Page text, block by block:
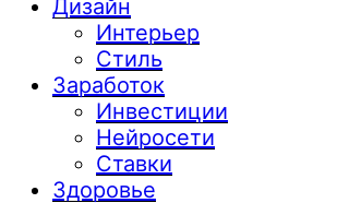
Дизайн
Интерьер
Стиль
Заработок
Инвестиции
Нейросети
Ставки
Здоровье